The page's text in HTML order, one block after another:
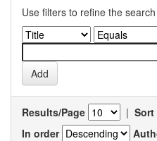
Use filters to refine the
Results/Page | Sort
In order